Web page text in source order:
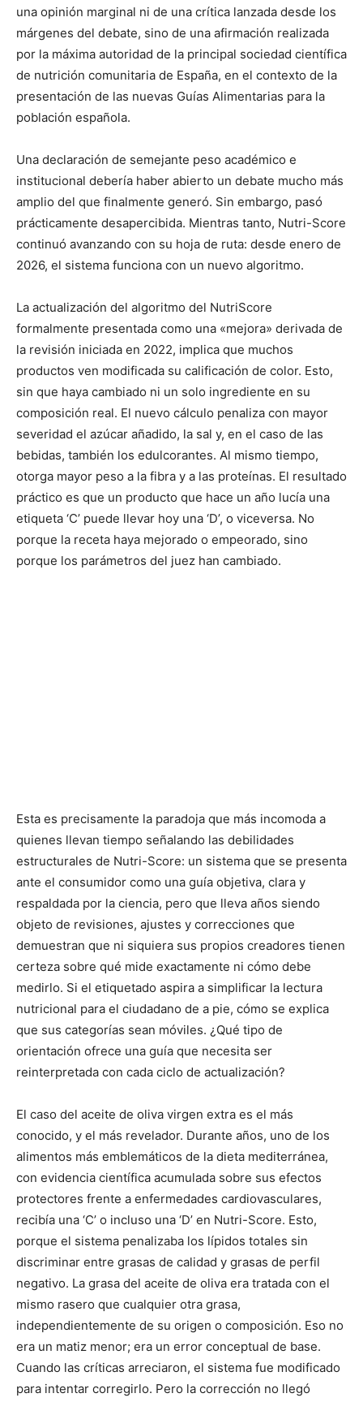
una opinión marginal ni de una crítica lanzada desde los
márgenes del debate, sino de una afirmación realizada
por la máxima autoridad de la principal sociedad científica
de nutrición comunitaria de España, en el contexto de la
presentación de las nuevas Guías Alimentarias para la
población española.
Una declaración de semejante peso académico e
institucional debería haber abierto un debate mucho más
amplio del que finalmente generó. Sin embargo, pasó
prácticamente desapercibida. Mientras tanto, Nutri-Score
continuó avanzando con su hoja de ruta: desde enero de
2026, el sistema funciona con un nuevo algoritmo.
La actualización del algoritmo del NutriScore
formalmente presentada como una «mejora» derivada de
la revisión iniciada en 2022, implica que muchos
productos ven modificada su calificación de color. Esto,
sin que haya cambiado ni un solo ingrediente en su
composición real. El nuevo cálculo penaliza con mayor
severidad el azúcar añadido, la sal y, en el caso de las
bebidas, también los edulcorantes. Al mismo tiempo,
otorga mayor peso a la fibra y a las proteínas. El resultado
práctico es que un producto que hace un año lucía una
etiqueta ‘C’ puede llevar hoy una ‘D’, o viceversa. No
porque la receta haya mejorado o empeorado, sino
porque los parámetros del juez han cambiado.
Esta es precisamente la paradoja que más incomoda a
quienes llevan tiempo señalando las debilidades
estructurales de Nutri-Score: un sistema que se presenta
ante el consumidor como una guía objetiva, clara y
respaldada por la ciencia, pero que lleva años siendo
objeto de revisiones, ajustes y correcciones que
demuestran que ni siquiera sus propios creadores tienen
certeza sobre qué mide exactamente ni cómo debe
medirlo. Si el etiquetado aspira a simplificar la lectura
nutricional para el ciudadano de a pie, cómo se explica
que sus categorías sean móviles. ¿Qué tipo de
orientación ofrece una guía que necesita ser
reinterpretada con cada ciclo de actualización?
El caso del aceite de oliva virgen extra es el más
conocido, y el más revelador. Durante años, uno de los
alimentos más emblemáticos de la dieta mediterránea,
con evidencia científica acumulada sobre sus efectos
protectores frente a enfermedades cardiovasculares,
recibía una ‘C’ o incluso una ‘D’ en Nutri-Score. Esto,
porque el sistema penalizaba los lípidos totales sin
discriminar entre grasas de calidad y grasas de perfil
negativo. La grasa del aceite de oliva era tratada con el
mismo rasero que cualquier otra grasa,
independientemente de su origen o composición. Eso no
era un matiz menor; era un error conceptual de base.
Cuando las críticas arreciaron, el sistema fue modificado
para intentar corregirlo. Pero la corrección no llegó